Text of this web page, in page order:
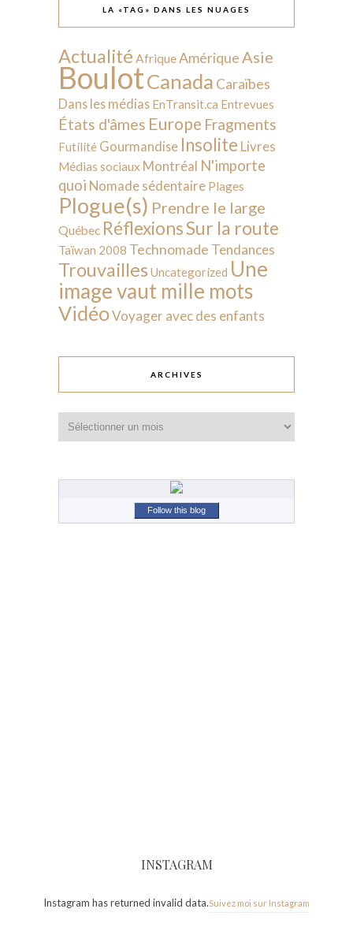
LA «TAG» DANS LES NUAGES
Actualité AfriqueAmérique Asie
BoulotCanada Caraïbes
Dans les médias EnTransit.ca Entrevues
États d'âmes Europe Fragments
Futilité Gourmandise Insolite Livres
Médias sociaux Montréal N'importe
quoi Nomade sédentaire Plages
Plogue(s) Prendre le large
Québec RéflexionsSur la route
Taïwan 2008 Technomade Tendances
Trouvailles Uncategorized Une
image vaut mille mots
VidéoVoyager avec des enfants
ARCHIVES
Follow this blog
INSTAGRAM
Instagram has returned invalid data.Suivez moi sur Instagram